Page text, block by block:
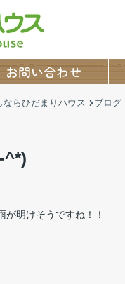
お問い合わせ
ならひだまりハウス ブログ
^*)
明けそうですね！！